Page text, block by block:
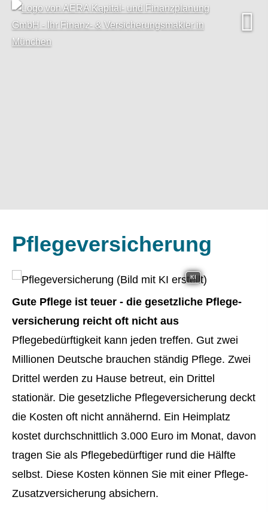
Pflege­ver­si­che­rung
KI
Gute Pflege ist teuer - die gesetzliche Pflege­
ver­si­che­rung reicht oft nicht aus
Pflegebedürftigkeit kann jeden treffen. Gut zwei
Millionen Deutsche brauchen ständig Pflege. Zwei
Drittel werden zu Hause betreut, ein Drittel
stationär. Die gesetzliche Pflege­ver­si­che­rung deckt
die Kosten oft nicht annähernd. Ein Heimplatz
kostet durchschnittlich 3.000 Euro im Monat, davon
tragen Sie als Pflegebedürftiger rund die Hälfte
selbst. Diese Kosten können Sie mit einer Pflege-
Zusatzversicherung absichern.